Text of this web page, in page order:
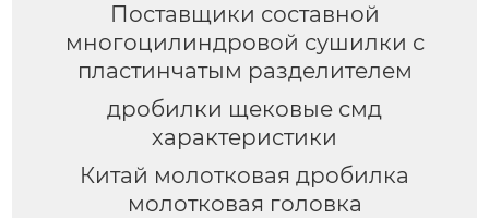
Поставщики составной
многоцилиндровой сушилки с
пластинчатым разделителем
дробилки щековые смд
характеристики
Китай молотковая дробилка
молотковая головка